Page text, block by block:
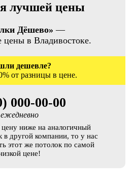
лучшей цены
Дёшево» —
цены в Владивостоке.
дешевле?
от разницы в цене.
000-00-00
ежедневно
ниже на аналогичный
в другой компании, то у нас
этот же потолок по самой
цене!